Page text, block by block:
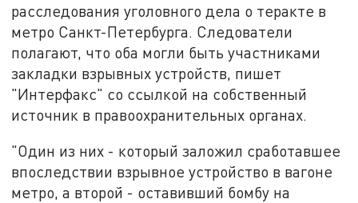
расследования уголовного дела о теракте в
метро Санкт-Петербурга. Следователи
полагают, что оба могли быть участниками
закладки взрывных устройств, пишет
"Интерфакс" со ссылкой на собственный
источник в правоохранительных органах.
"Один из них - который заложил сработавшее
впоследствии взрывное устройство в вагоне
метро, а второй - оставивший бомбу на